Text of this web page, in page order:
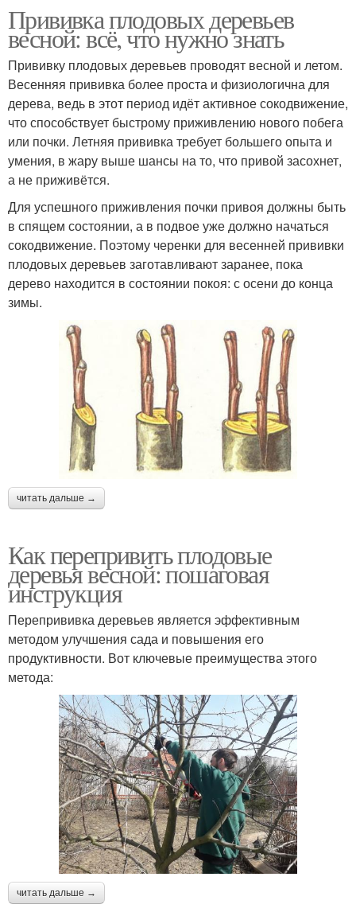
Прививка плодовых деревьев
весной: всё, что нужно знать
Прививку плодовых деревьев проводят весной и летом.
Весенняя прививка более проста и физиологична для
дерева, ведь в этот период идёт активное сокодвижение,
что способствует быстрому приживлению нового побега
или почки. Летняя прививка требует большего опыта и
умения, в жару выше шансы на то, что привой засохнет,
а не приживётся.
Для успешного приживления почки привоя должны быть
в спящем состоянии, а в подвое уже должно начаться
сокодвижение. Поэтому черенки для весенней прививки
плодовых деревьев заготавливают заранее, пока
дерево находится в состоянии покоя: с осени до конца
зимы.
читать дальше →
Как перепривить плодовые
деревья весной: пошаговая
инструкция
Перепрививка деревьев является эффективным
методом улучшения сада и повышения его
продуктивности. Вот ключевые преимущества этого
метода:
читать дальше →